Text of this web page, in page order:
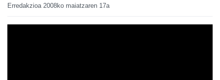
Erredakzioa 2008ko maiatzaren 17a